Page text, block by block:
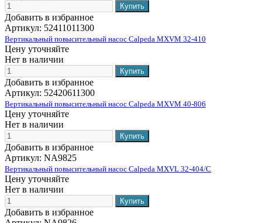
Добавить в избранное
Артикул: 52411011300
Вертикальный повысительный насос Calpeda MXVM 32-410
Цену уточняйте
Нет в наличии
Добавить в избранное
Артикул: 52420611300
Вертикальный повысительный насос Calpeda MXVM 40-806
Цену уточняйте
Нет в наличии
Добавить в избранное
Артикул: NA9825
Вертикальный повысительный насос Calpeda MXVL 32-404/C
Цену уточняйте
Нет в наличии
Добавить в избранное